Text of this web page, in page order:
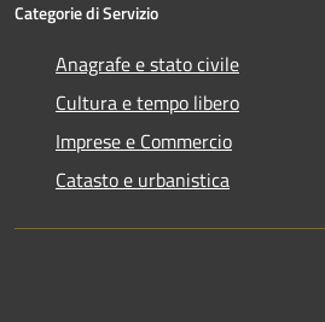
Categorie di Servizio
Anagrafe e stato civile
Cultura e tempo libero
Imprese e Commercio
Catasto e urbanistica